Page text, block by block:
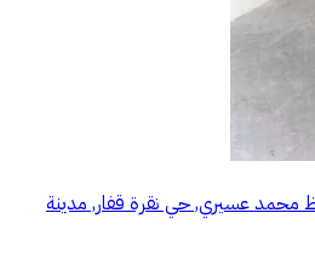
محمد عسيري, حي نقرة قفار, مدينة